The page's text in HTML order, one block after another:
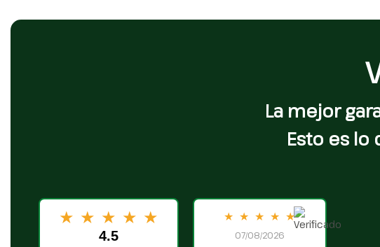
La mejor
Esto es
★ ★ ★ ★ ★
4.5
★ ★ ★ ★ ★
07/08/2026